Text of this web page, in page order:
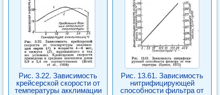
Рис. 3.22. Зависимость
крейсерской скорости от
температуры акклимации
Рис. 13.61. Зависимость
нитрифицирующей
способности фильтра от